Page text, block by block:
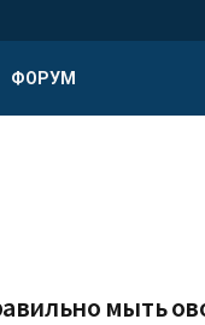
ФОРУМ
мыть